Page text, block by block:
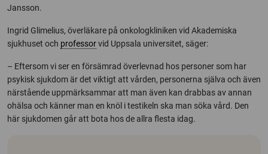
Jansson.
Ingrid Glimelius, överläkare på onkologkliniken vid Akademiska
sjukhuset och professorvid Uppsala universitet, säger:
– Eftersom vi ser en försämrad överlevnad hos personer som har
psykisk sjukdom är det viktigt att vården, personerna själva och även
närstående uppmärksammar att man även kan drabbas av annan
ohälsa och känner man en knöl i testikeln ska man söka vård. Den
här sjukdomen går att bota hos de allra flesta idag.